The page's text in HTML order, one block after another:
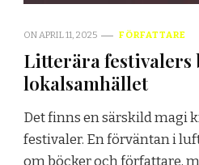
ONAPRIL 11, 2025 FÖRFATTARE
Litterära festivalers
lokalsamhället
Det finns en särskild magi
festivaler. En förväntan i
om böcker och författare,